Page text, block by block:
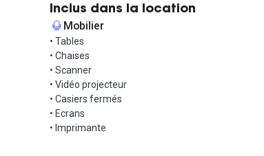
Cet espace est une solution idéale pour une
Inclus dans la location
Mobilier
• Tables
• Chaises
• Scanner
• Vidéo projecteur
• Casiers fermés
• Ecrans
• Imprimante